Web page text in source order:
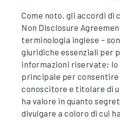
Come noto, gli accordi di
Non Disclosure
terminologia inglese –
giuridiche essenziali per
informazioni riservate;
principale per consentire
conoscitore e titolare di
ha valore in quanto
divulgare a coloro di cui